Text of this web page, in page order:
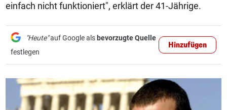
einfach nicht funktioniert", erklärt der 41-Jährige.
"Heute"auf Google als bevorzugte Quelle
festlegen
Hinzufügen